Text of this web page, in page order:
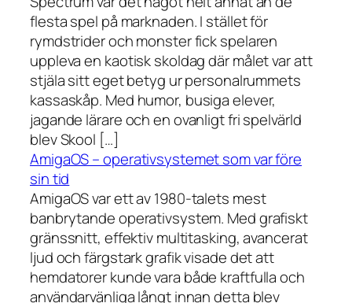
flesta spel på marknaden. I stället för
rymdstrider och monster fick spelaren
uppleva en kaotisk skoldag där målet var att
stjäla sitt eget betyg ur personalrummets
kassaskåp. Med humor, busiga elever,
jagande lärare och en ovanligt fri spelvärld
blev Skool […]
AmigaOS – operativsystemet som var före
sin tid
AmigaOS var ett av 1980-talets mest
banbrytande operativsystem. Med grafiskt
gränssnitt, effektiv multitasking, avancerat
ljud och färgstark grafik visade det att
hemdatorer kunde vara både kraftfulla och
användarvänliga långt innan detta blev